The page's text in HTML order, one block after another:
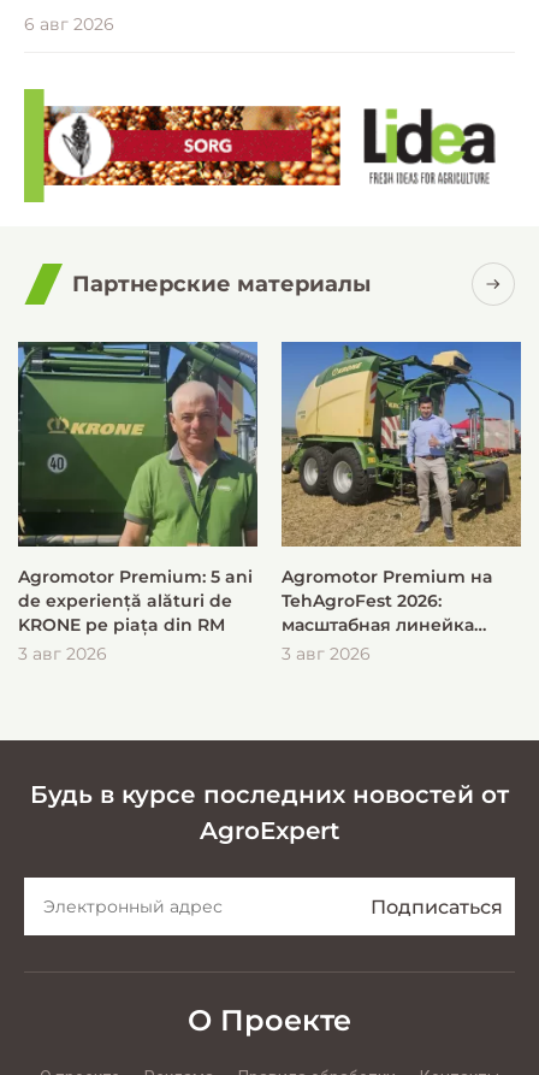
6 авг 2026
Партнерские материалы
Agromotor Premium: 5 ani
de experiență alături de
KRONE pe piața din RM
3 авг 2026
Agromotor Premium на
TehAgroFest 2026:
масштабная линейка
KRONE для быстрой и
3 авг 2026
Будь в курсе последних новостей от
AgroExpert
О Проекте